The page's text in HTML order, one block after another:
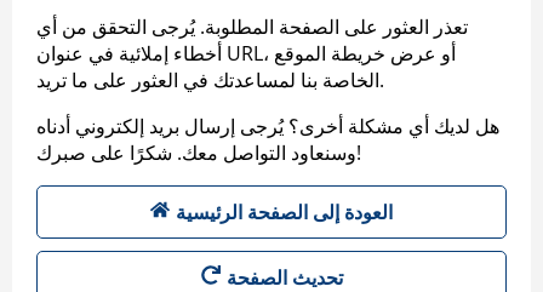
تعذر العثور على الصفحة المطلوبة. يُرجى التحقق من أي
أخطاء إملائية في عنوان URL، أو عرض خريطة الموقع
الخاصة بنا لمساعدتك في العثور على ما تريد.
هل لديك أي مشكلة أخرى؟ يُرجى إرسال بريد إلكتروني أدناه
وسنعاود التواصل معك. شكرًا على صبرك!
العودة إلى الصفحة الرئيسية
تحديث الصفحة